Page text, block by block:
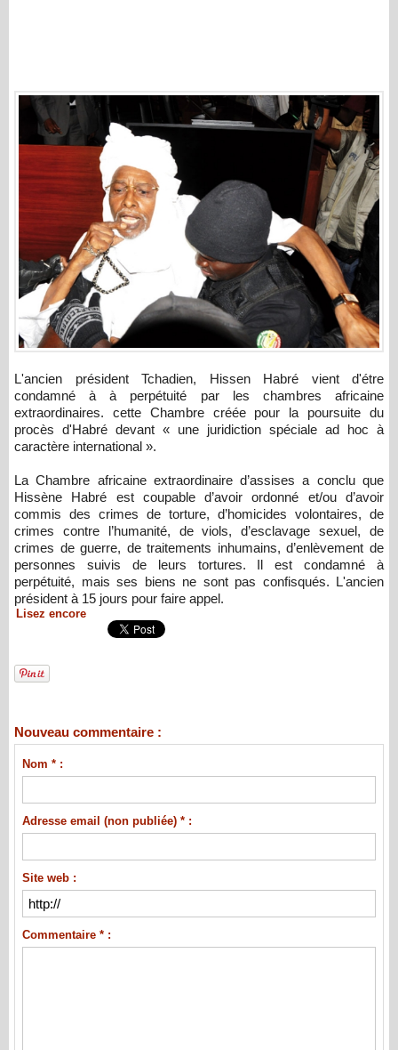
L'ancien président Tchadien, Hissen Habré vient d'étre
condamné à à perpétuité par les chambres africaine
extraordinaires. cette Chambre créée pour la poursuite du
procès d'Habré devant « une juridiction spéciale ad hoc à
caractère international ».
La Chambre africaine extraordinaire d’assises a conclu que
Hissène Habré est coupable d’avoir ordonné et/ou d’avoir
commis des crimes de torture, d’homicides volontaires, de
crimes contre l’humanité, de viols, d’esclavage sexuel, de
crimes de guerre, de traitements inhumains, d’enlèvement de
personnes suivis de leurs tortures. Il est condamné à
perpétuité, mais ses biens ne sont pas confisqués. L'ancien
président à 15 jours pour faire appel.
Lisez encore
Nouveau commentaire :
Nom * :
Adresse email (non publiée) * :
Site web :
Commentaire * :